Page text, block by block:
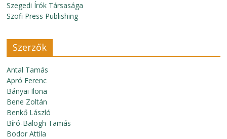
Szegedi Írók Társasága
Szofi Press Publishing
Szerzők
Antal Tamás
Apró Ferenc
Bányai Ilona
Bene Zoltán
Benkő László
Bíró-Balogh Tamás
Bodor Attila